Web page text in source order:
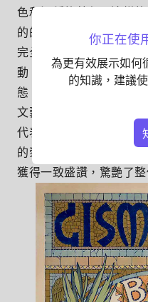
你正在使
為更有效展示如何
的知識，建議
色和沉穩的藍色，這樣
的的感覺。線條非常柔
完全符合，呈現溫柔高
動（Art Nouveau）的旗
態，再配以精緻優美的
文藝復興劇場1894年的
代表作！它是慕夏為了
的崇高理想表徵。畫中
獲得一致盛讚，驚艷了整